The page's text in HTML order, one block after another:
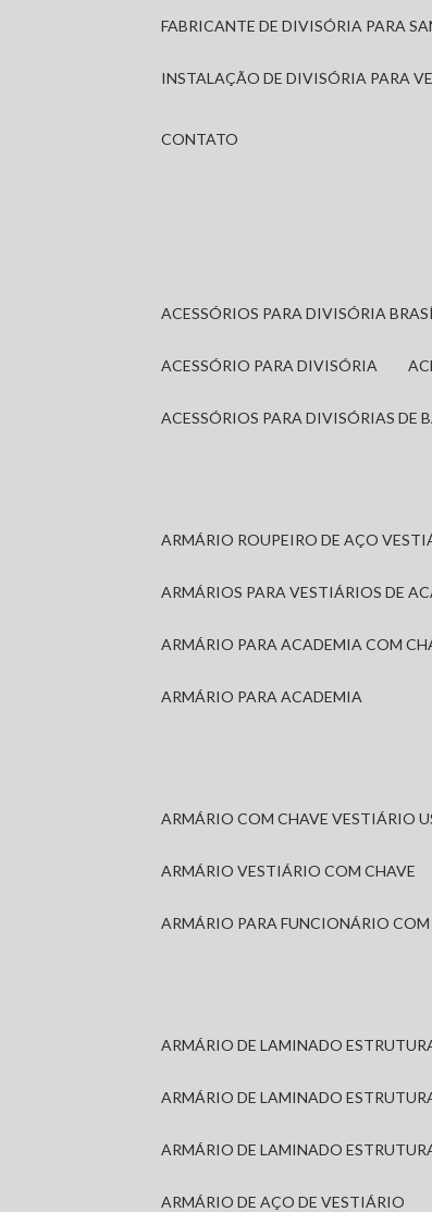
FABRICANTE DE DIVISÓRIA PARA
INSTALAÇÃO DE DIVISÓRIA PARA
CONTATO
ACESSÓRIOS PARA DIVISÓRIA
ACESSÓRIO PARA DIVISÓRIA
ACESSÓRIOS PARA DIVISÓRIAS DE
ARMÁRIO ROUPEIRO DE AÇO
ARMÁRIOS PARA VESTIÁRIOS DE
ARMÁRIO PARA ACADEMIA COM
ARMÁRIO PARA ACADEMIA
ARMÁRIO COM CHAVE VESTIÁRIO
ARMÁRIO VESTIÁRIO COM CHAVE
ARMÁRIO PARA FUNCIONÁRIO
ARMÁRIO DE LAMINADO
ARMÁRIO DE LAMINADO
ARMÁRIO DE LAMINADO
ARMÁRIO DE AÇO DE VESTIÁRIO